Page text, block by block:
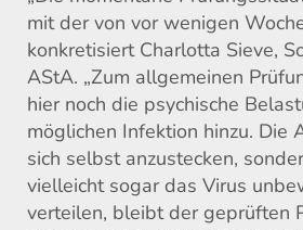
mit der von vor wenigen
konkretisiert Charlotta Sieve,
AStA. „Zum allgemeinen
hier noch die psychische
möglichen Infektion hinzu. Die
sich selbst anzustecken,
vielleicht sogar das Virus
verteilen, bleibt der geprüften